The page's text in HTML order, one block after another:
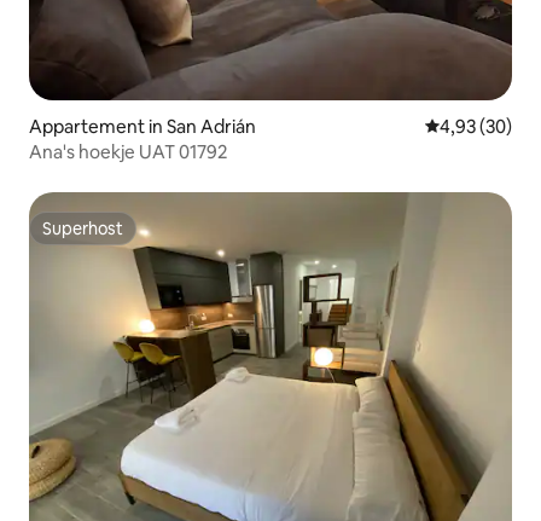
Appartement in San Adrián Gemiddelde
4,93 (30)
Ana's hoekje UAT 01792
Superhost
Superhost